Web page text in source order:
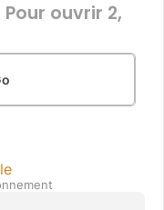
Pour ouvrir 2,